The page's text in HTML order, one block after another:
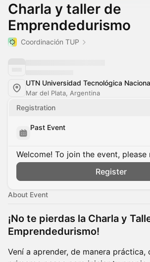
Charla y taller de
Emprendedurismo
Coordinación TUP
Mar del Plata, Argentina
Registration
Past Event
Welcome! To join the event,
Register
About Event
¡No te pierdas la Charla y
Emprendedurismo!
Vení a aprender, de manera práctica,